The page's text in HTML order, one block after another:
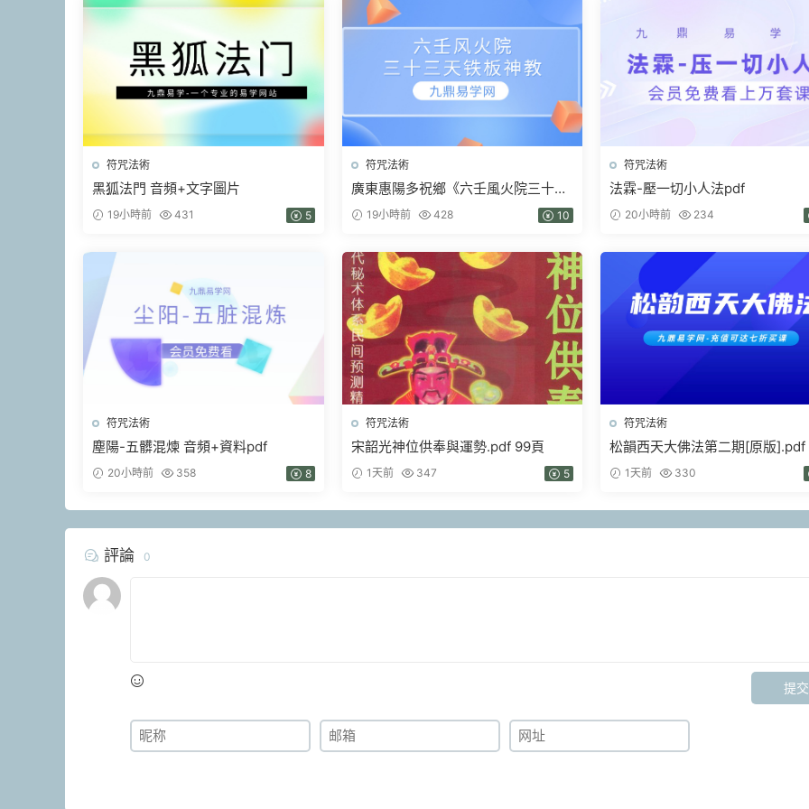
符咒法術
黑狐法門 音頻+文字圖片
19小時前 431 5
符咒法術
廣東惠陽多祝鄉《六壬風火院三十三
天鐵闆神教》4本pdf
19小時前 428 10
符咒法術
法霖-壓一切小人法pdf
20小時前 234
符咒法術
塵陽-五髒混煉 音頻+資料pdf
20小時前 358 8
符咒法術
宋韶光神位供奉與運勢.pdf 99頁
1天前 347 5
符咒法術
松韻西天大佛法第二期[原版].pdf
1天前 330
評論 0
提交